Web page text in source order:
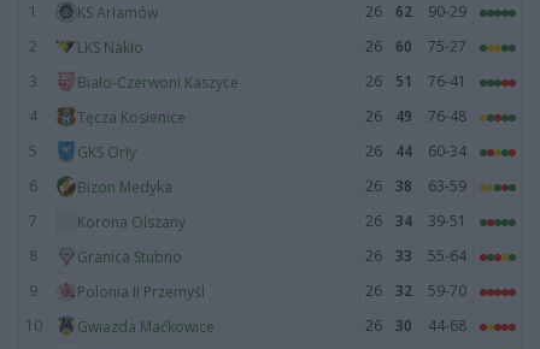
1 KS Arłamów 26 62
90-29
2
LKS Nakło 26 60
75-27
3
Biało-Czerwoni Kaszyce 26 51
76-41
4
Tęcza Kosienice 26 49
76-48
5
GKS Orły 26 44
60-34
6
Bizon Medyka 26 38
63-59
7
Korona Olszany 26 34
39-51
8
Granica Stubno 26 33
55-64
9
Polonia II Przemyśl 26 32
59-70
10
Gwiazda Maćkowice 26 30
44-68